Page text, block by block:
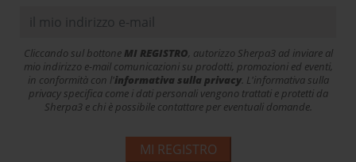
Cliccando sul bottoneMI REGISTRO, autorizzo Sherpa3 ad inviare al
mio indirizzo e-mail comunicazioni su prodotti, promozioni ed eventi,
in conformità con l'informativa sulla privacy. L'informativa sulla
privacy specifica come i dati personali vengono trattati e protetti da
Sherpa3 e chi è possibile contattare per eventuali domande.
MI REGISTRO